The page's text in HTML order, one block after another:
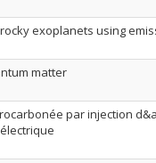
exoplanets using
matter
par injection